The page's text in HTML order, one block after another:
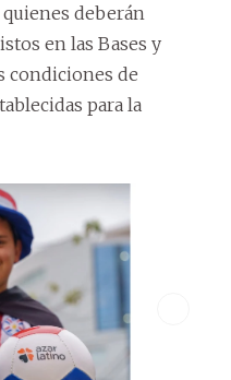
deberán
en las Bases y
condiciones de
para la